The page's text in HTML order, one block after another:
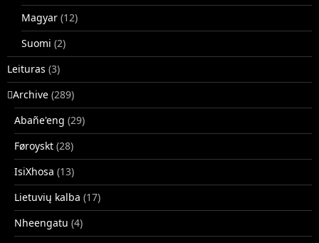
Magyar (12)
Suomi (2)
Leituras (3)
􏿽Archive (289)
Abañe'eng (29)
Føroyskt (28)
IsiXhosa (13)
Lietuvių kalba (17)
Nheengatu (4)